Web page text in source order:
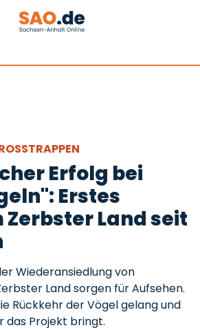
Erfolg bei
Erstes
Zerbster Land seit
Wiederansiedlung von
Land sorgen für Aufsehen.
Rückkehr der Vögel gelang und
das Projekt bringt.